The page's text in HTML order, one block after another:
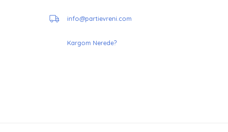
info@partievreni.com
Kargom Nerede?